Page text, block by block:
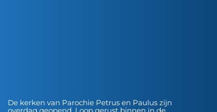
De kerken van Parochie Petrus en Paulus zijn
overdag geopend. Loop gerust binnen in de